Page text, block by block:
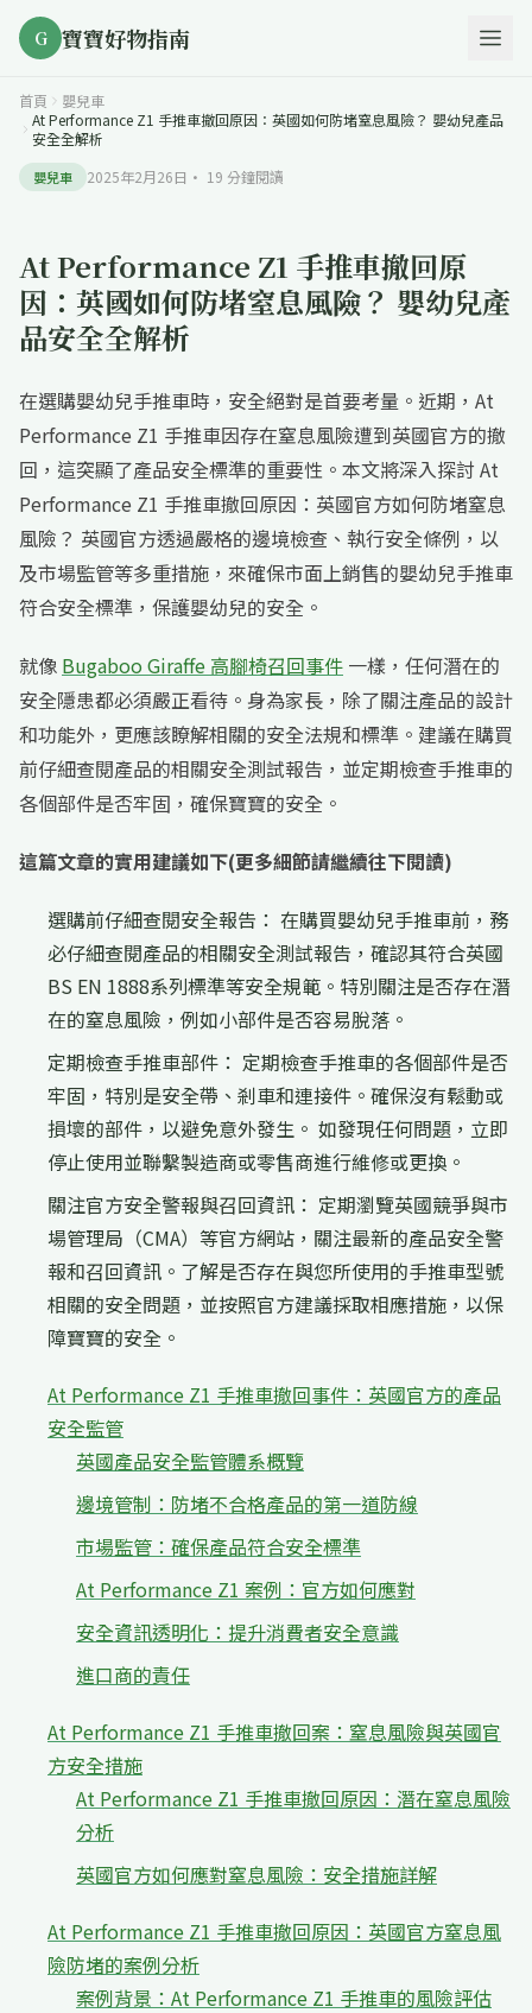
G 寶寶好物指南
首頁
嬰兒車
At Performance Z1 手推車撤回原因：英國如何防堵窒息風險？ 嬰幼兒產品
安全全解析
嬰兒車 2025年2月26日 · 19 分鐘閱讀
At Performance Z1 手推車撤回原
因：英國如何防堵窒息風險？ 嬰幼兒產
品安全全解析
在選購嬰幼兒手推車時，安全絕對是首要考量。近期，At
Performance Z1 手推車因存在窒息風險遭到英國官方的撤
回，這突顯了產品安全標準的重要性。本文將深入探討 At
Performance Z1 手推車撤回原因：英國官方如何防堵窒息
風險？ 英國官方透過嚴格的邊境檢查、執行安全條例，以
及市場監管等多重措施，來確保市面上銷售的嬰幼兒手推車
符合安全標準，保護嬰幼兒的安全。
就像 Bugaboo Giraffe 高腳椅召回事件 一樣，任何潛在的
安全隱患都必須嚴正看待。身為家長，除了關注產品的設計
和功能外，更應該瞭解相關的安全法規和標準。建議在購買
前仔細查閱產品的相關安全測試報告，並定期檢查手推車的
各個部件是否牢固，確保寶寶的安全。
這篇文章的實用建議如下(更多細節請繼續往下閱讀)
選購前仔細查閱安全報告： 在購買嬰幼兒手推車前，務
必仔細查閱產品的相關安全測試報告，確認其符合英國
BS EN 1888系列標準等安全規範。特別關注是否存在潛
在的窒息風險，例如小部件是否容易脫落。
定期檢查手推車部件： 定期檢查手推車的各個部件是否
牢固，特別是安全帶、剎車和連接件。確保沒有鬆動或
損壞的部件，以避免意外發生。 如發現任何問題，立即
停止使用並聯繫製造商或零售商進行維修或更換。
關注官方安全警報與召回資訊： 定期瀏覽英國競爭與市
場管理局（CMA）等官方網站，關注最新的產品安全警
報和召回資訊。了解是否存在與您所使用的手推車型號
相關的安全問題，並按照官方建議採取相應措施，以保
障寶寶的安全。
At Performance Z1 手推車撤回事件：英國官方的產品
安全監管
英國產品安全監管體系概覽
邊境管制：防堵不合格產品的第一道防線
市場監管：確保產品符合安全標準
At Performance Z1 案例：官方如何應對
安全資訊透明化：提升消費者安全意識
進口商的責任
At Performance Z1 手推車撤回案：窒息風險與英國官
方安全措施
At Performance Z1 手推車撤回原因：潛在窒息風險
分析
英國官方如何應對窒息風險：安全措施詳解
At Performance Z1 手推車撤回原因：英國官方窒息風
險防堵的案例分析
案例背景：At Performance Z1 手推車的風險評估